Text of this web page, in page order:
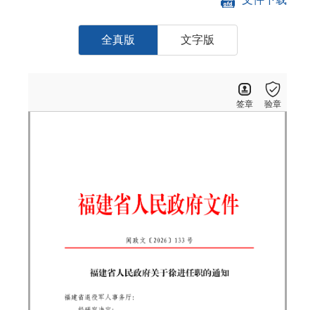
全真版 文字版